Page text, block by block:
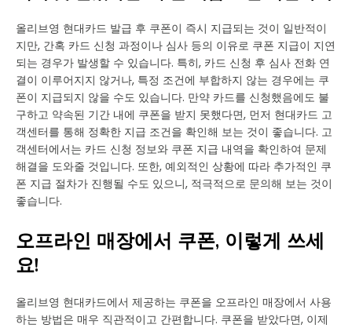
올리브영 현대카드 발급 후 쿠폰이 즉시 지급되는 것이 일반적이
지만, 간혹 카드 신청 과정이나 심사 등의 이유로 쿠폰 지급이 지연
되는 경우가 발생할 수 있습니다. 특히, 카드 신청 후 심사 전화 연
결이 이루어지지 않거나, 특정 조건에 부합하지 않는 경우에는 쿠
폰이 지급되지 않을 수도 있습니다. 만약 카드를 신청했음에도 불
구하고 약속된 기간 내에 쿠폰을 받지 못했다면, 먼저 현대카드 고
객센터를 통해 정확한 지급 조건을 확인해 보는 것이 좋습니다. 고
객센터에서는 카드 신청 정보와 쿠폰 지급 내역을 확인하여 문제
해결을 도와줄 것입니다. 또한, 예외적인 상황에 따라 추가적인 쿠
폰 지급 절차가 진행될 수도 있으니, 적극적으로 문의해 보는 것이
좋습니다.
오프라인 매장에서 쿠폰, 이렇게 쓰세
요!
올리브영 현대카드에서 제공하는 쿠폰을 오프라인 매장에서 사용
하는 방법은 매우 직관적이고 간편합니다. 쿠폰을 받았다면, 이제